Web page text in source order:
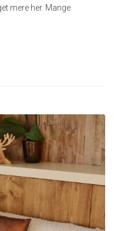
mere her. Mange